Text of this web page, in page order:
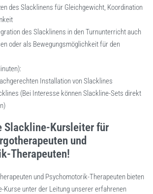
des Slacklinens für Gleichgewicht, Koordination
des Slacklinens in den Turnunterricht auch
oder als Bewegungsmöglichkeit für den
Installation von Slacklines
(Bei Interesse können Slackline-Sets direkt
Slackline-Kursleiter für
und
Therapeuten!
und Psychomotorik-Therapeuten bieten
Kurse unter der Leitung unserer erfahrenen